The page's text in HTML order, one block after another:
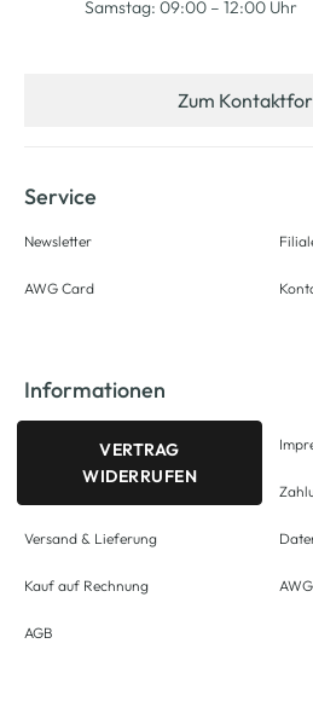
Samstag: 09:00 – 12:00 Uhr
Zum
Service
Newsletter
AWG Card
Informationen
VERTRAG
WIDERRUFEN
Versand & Lieferung
Kauf auf Rechnung
AGB